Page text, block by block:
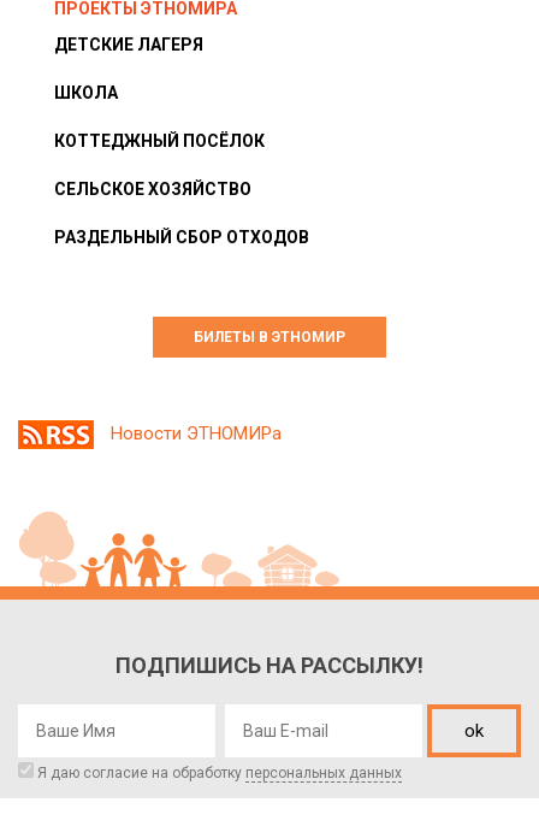
ПРОЕКТЫ ЭТНОМИРА
ДЕТСКИЕ ЛАГЕРЯ
ШКОЛА
КОТТЕДЖНЫЙ ПОСЁЛОК
СЕЛЬСКОЕ ХОЗЯЙСТВО
РАЗДЕЛЬНЫЙ СБОР ОТХОДОВ
БИЛЕТЫ В ЭТНОМИР
Новости ЭТНОМИРа
ПОДПИШИСЬ НА РАССЫЛКУ!
ok
Я даю согласие на обработку персональных данных